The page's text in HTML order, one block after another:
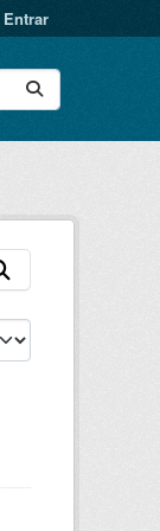
Entrar